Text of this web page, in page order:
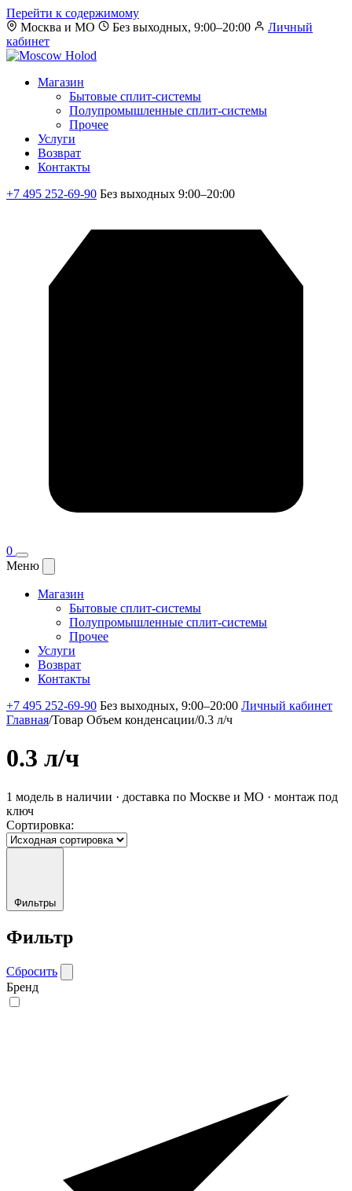
Перейти к содержимому
Москва и МО
Без выходных, 9:00–20:00
Личный
кабинет
Магазин
Бытовые сплит-системы
Полупромышленные сплит-системы
Прочее
Услуги
Возврат
Контакты
+7 495 252-69-90 Без выходных 9:00–20:00
0
Меню
Магазин
Бытовые сплит-системы
Полупромышленные сплит-системы
Прочее
Услуги
Возврат
Контакты
+7 495 252-69-90 Без выходных, 9:00–20:00 Личный кабинет
Главная/Товар Объем конденсации/0.3 л/ч
0.3 л/ч
1 модель в наличии · доставка по Москве и МО · монтаж под
ключ
Сортировка:
Фильтры
Фильтр
Сбросить
Бренд